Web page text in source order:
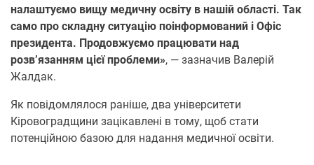
налаштуємо вищу медичну освіту в нашій області. Так
само про складну ситуацію поінформований і Офіс
президента. Продовжуємо працювати над
розв’язанням цієї проблеми», — зазначив Валерій
Жалдак.
Як повідомлялося раніше, два університети
Кіровоградщини зацікавлені в тому, щоб стати
потенційною базою для надання медичної освіти.